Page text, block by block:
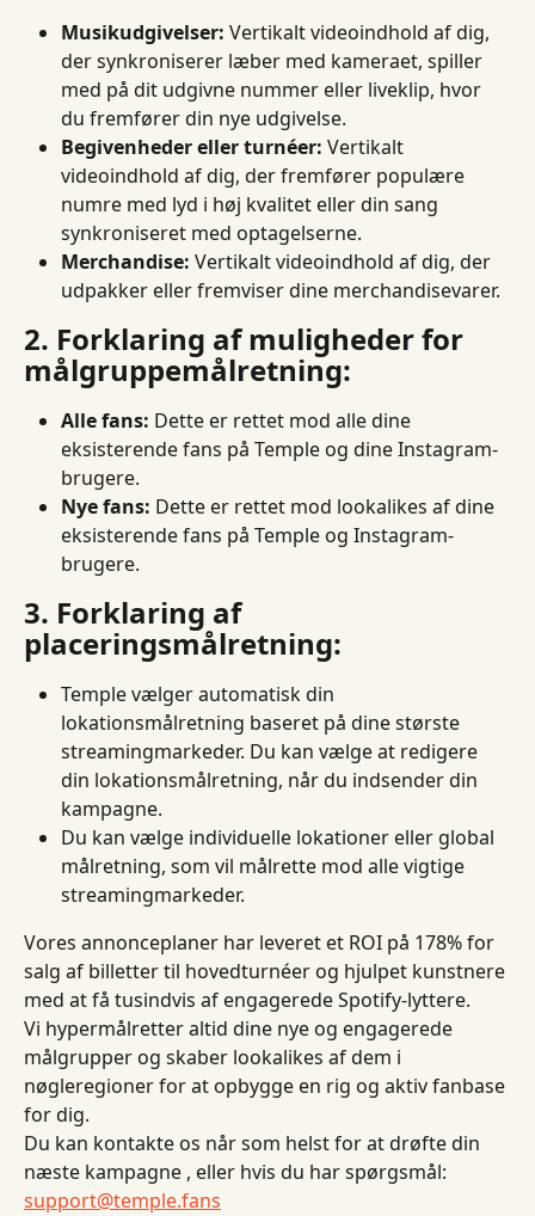
Musikudgivelser: Vertikalt videoindhold af dig,
der synkroniserer læber med kameraet, spiller
med på dit udgivne nummer eller liveklip, hvor
du fremfører din nye udgivelse.
Begivenheder eller turnéer: Vertikalt
videoindhold af dig, der fremfører populære
numre med lyd i høj kvalitet eller din sang
synkroniseret med optagelserne.
Merchandise: Vertikalt videoindhold af dig, der
udpakker eller fremviser dine merchandisevarer.
2. Forklaring af muligheder for
målgruppemålretning:
Alle fans: Dette er rettet mod alle dine
eksisterende fans på Temple og dine Instagram-
brugere.
Nye fans: Dette er rettet mod lookalikes af dine
eksisterende fans på Temple og Instagram-
brugere.
3. Forklaring af
placeringsmålretning:
Temple vælger automatisk din
lokationsmålretning baseret på dine største
streamingmarkeder. Du kan vælge at redigere
din lokationsmålretning, når du indsender din
kampagne.
Du kan vælge individuelle lokationer eller global
målretning, som vil målrette mod alle vigtige
streamingmarkeder.
Vores annonceplaner har leveret et ROI på 178% for
salg af billetter til hovedturnéer og hjulpet kunstnere
med at få tusindvis af engagerede Spotify-lyttere.
Vi hypermålretter altid dine nye og engagerede
målgrupper og skaber lookalikes af dem i
nøgleregioner for at opbygge en rig og aktiv fanbase
for dig.
Du kan kontakte os når som helst for at drøfte din
næste kampagne , eller hvis du har spørgsmål:
support@temple.fans